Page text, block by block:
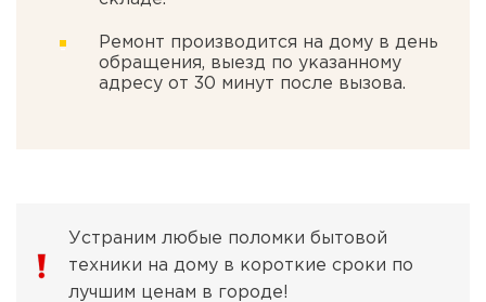
Ремонт производится на дому в день
обращения, выезд по указанному
адресу от 30 минут после вызова.
Устраним любые поломки бытовой
техники на дому в короткие сроки по
лучшим ценам в городе!